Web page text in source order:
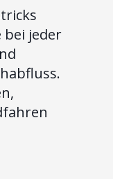
bei jeder